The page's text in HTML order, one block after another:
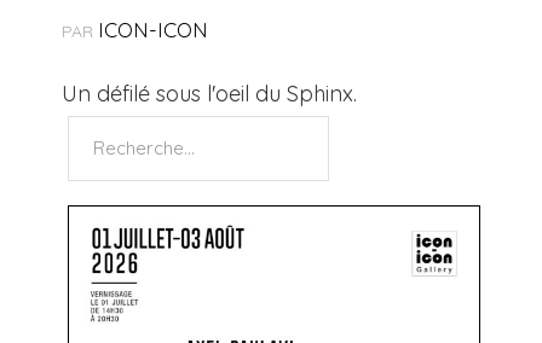
PAR ICON-ICON
Un défilé sous l'oeil du Sphinx.
Rechercher